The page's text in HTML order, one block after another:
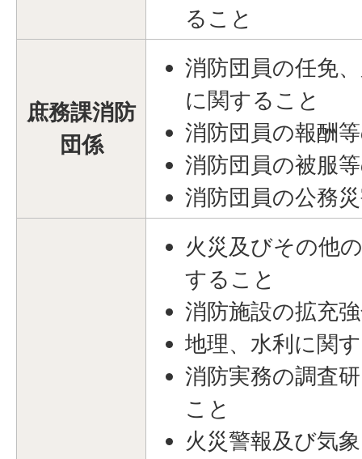
ること
庶務課消防
団係
消防団員の任免
に関すること
消防団員の報酬
消防団員の被服
消防団員の公務
火災及びその他
すること
消防施設の拡充
地理、水利に関
消防実務の調査
こと
火災警報及び気